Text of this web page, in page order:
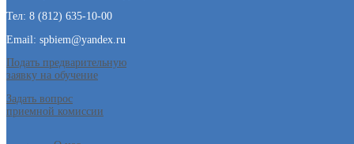
Тел: 8 (812) 635-10-00
Email: spbiem@yandex.ru
Подать предварительную
заявку на обучение
Задать вопрос
приемной комиссии